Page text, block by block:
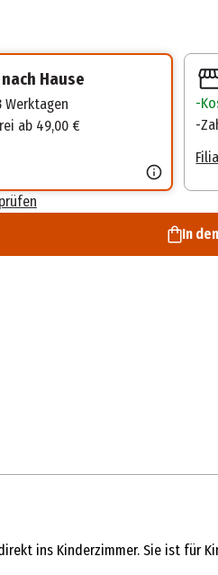
Hause
Werktagen
ab 49,00 €
In
ins Kinderzimmer. Sie ist für